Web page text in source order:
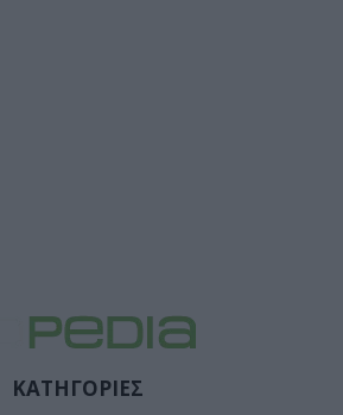
ΚΑΤΗΓΟΡΙΕΣ